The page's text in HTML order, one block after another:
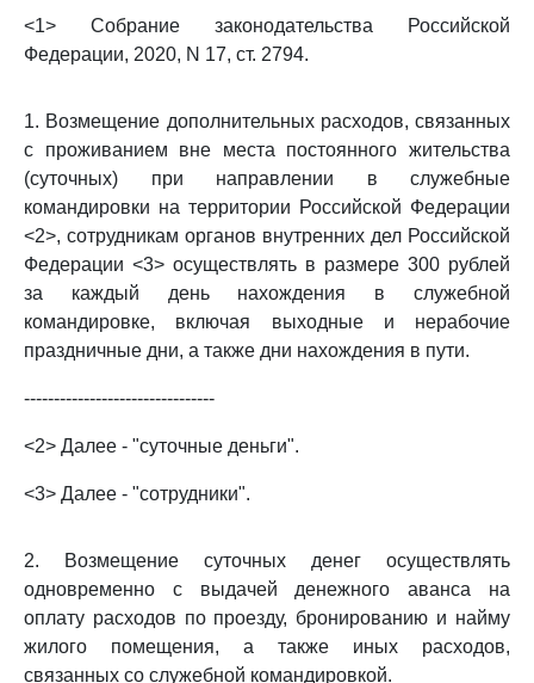
<1> Собрание законодательства Российской
Федерации, 2020, N 17, ст. 2794.
1. Возмещение дополнительных расходов, связанных
с проживанием вне места постоянного жительства
(суточных) при направлении в служебные
командировки на территории Российской Федерации
<2>, сотрудникам органов внутренних дел Российской
Федерации <3> осуществлять в размере 300 рублей
за каждый день нахождения в служебной
командировке, включая выходные и нерабочие
праздничные дни, а также дни нахождения в пути.
--------------------------------
<2> Далее - "суточные деньги".
<3> Далее - "сотрудники".
2. Возмещение суточных денег осуществлять
одновременно с выдачей денежного аванса на
оплату расходов по проезду, бронированию и найму
жилого помещения, а также иных расходов,
связанных со служебной командировкой.